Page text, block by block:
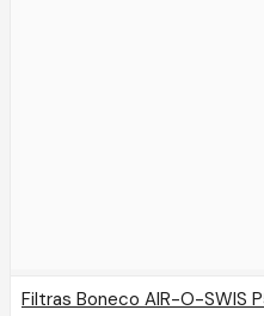
Filtras Boneco AIR-O-SWIS